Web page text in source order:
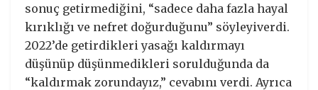
sonuç getirmediğini, “sadece daha fazla hayal
kırıklığı ve nefret doğurduğunu” söyleyiverdi.
2022’de getirdikleri yasağı kaldırmayı
düşünüp düşünmedikleri sorulduğunda da
“kaldırmak zorundayız,” cevabını verdi. Ayrıca